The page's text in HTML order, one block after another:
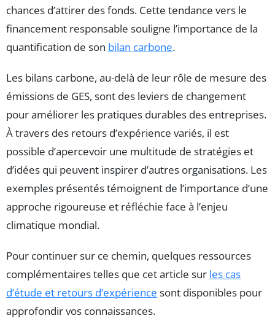
chances d’attirer des fonds. Cette tendance vers le
financement responsable souligne l’importance de la
quantification de son bilan carbone.
Les bilans carbone, au-delà de leur rôle de mesure des
émissions de GES, sont des leviers de changement
pour améliorer les pratiques durables des entreprises.
À travers des retours d’expérience variés, il est
possible d’apercevoir une multitude de stratégies et
d’idées qui peuvent inspirer d’autres organisations. Les
exemples présentés témoignent de l’importance d’une
approche rigoureuse et réfléchie face à l’enjeu
climatique mondial.
Pour continuer sur ce chemin, quelques ressources
complémentaires telles que cet article sur les cas
d’étude et retours d’expérience sont disponibles pour
approfondir vos connaissances.